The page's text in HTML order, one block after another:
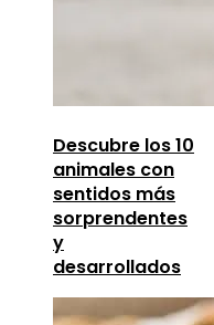
Descubre los 10
animales con
sentidos más
sorprendentes
y
desarrollados